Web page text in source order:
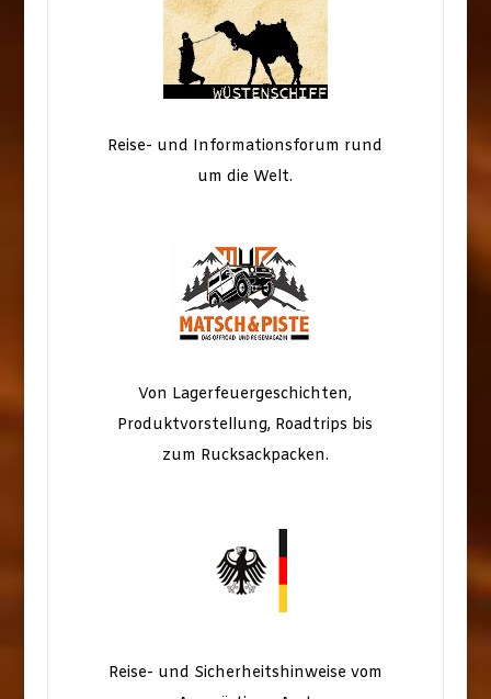
Reise- und Informationsforum rund
um die Welt.
Von Lagerfeuergeschichten,
Produktvorstellung, Roadtrips bis
zum Rucksackpacken.
Reise- und Sicherheitshinweise vom